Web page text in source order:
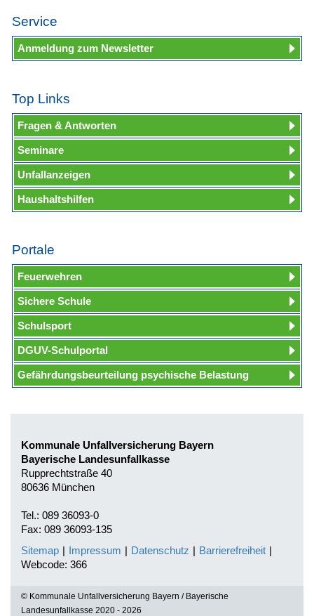
Service
Anmeldung zum Newsletter
Top Links
Fragen & Antworten
Seminare
Unfallanzeigen
Haushaltshilfen
Portale
Feuerwehren
Sichere Schule
Schulsport
DGUV-Schulportal
Gefährdungsbeurteilung psychische Belastung
Kommunale Unfallversicherung Bayern
Bayerische Landesunfallkasse
Rupprechtstraße 40
80636 München
Tel.: 089 36093-0
Fax: 089 36093-135
Sitemap | Impressum | Datenschutz | Barrierefreiheit |
Webcode: 366
© Kommunale Unfallversicherung Bayern / Bayerische
Landesunfallkasse 2020 - 2026